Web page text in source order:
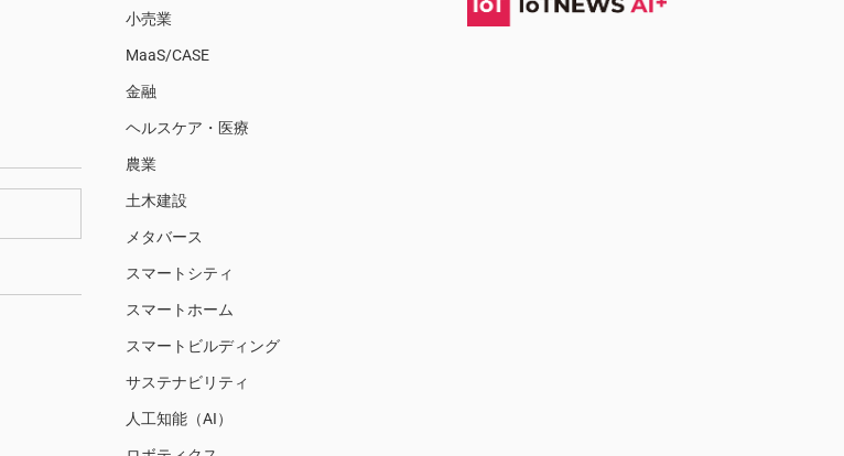
小売業
MaaS/CASE
金融
ヘルスケア・医療
農業
土木建設
メタバース
スマートシティ
スマートホーム
スマートビルディング
サステナビリティ
人工知能（AI）